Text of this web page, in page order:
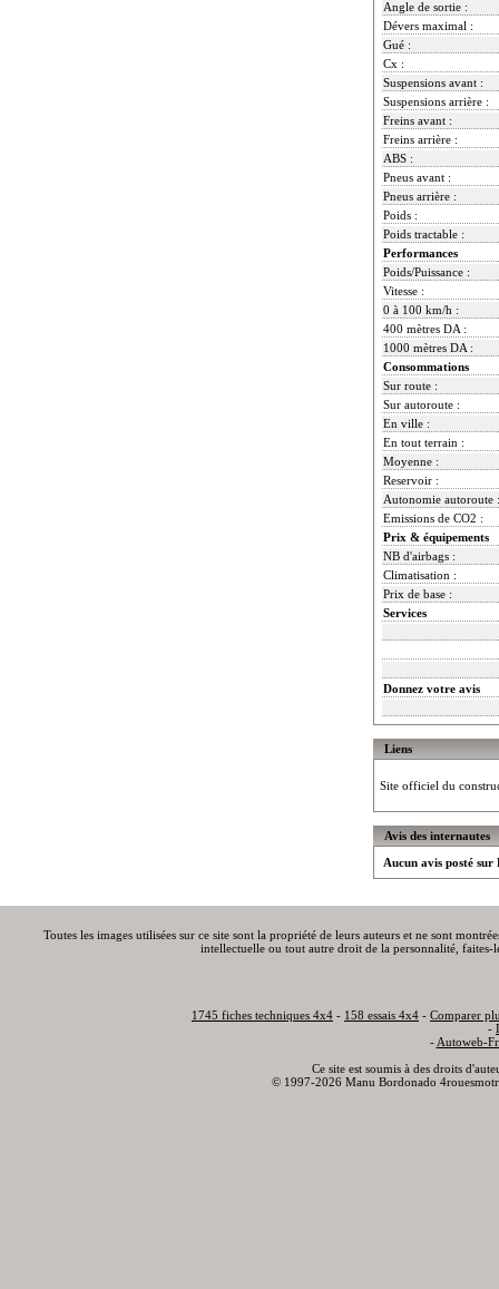
Angle de sortie :
Dévers maximal :
Gué :
Cx :
Suspensions avant :
Suspensions arrière :
Freins avant :
Freins arrière :
ABS :
Pneus avant :
Pneus arrière :
Poids :
Poids tractable :
Performances
Poids/Puissance :
Vitesse :
0 à 100 km/h :
400 mètres DA :
1000 mètres DA :
Consommations
Sur route :
Sur autoroute :
En ville :
En tout terrain :
Moyenne :
Reservoir :
Autonomie autoroute :
Emissions de CO2 :
Prix & équipements
NB d'airbags :
Climatisation :
Prix de base :
Services
Donnez votre avis
Liens
Site officiel du
Avis des internautes
Aucun avis posté
Toutes les images utilisées sur ce site sont la propriété de leurs auteurs et ne sont
intellectuelle ou tout autre droit de la personnalité,
1745 fiches techniques 4x4 - 158 essais 4x4 - Comparer
-
- Autoweb-
Ce site est soumis à des droits
© 1997-2026 Manu Bordonado